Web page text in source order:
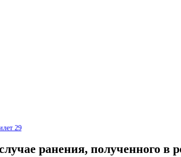
29
ранения, полученного в